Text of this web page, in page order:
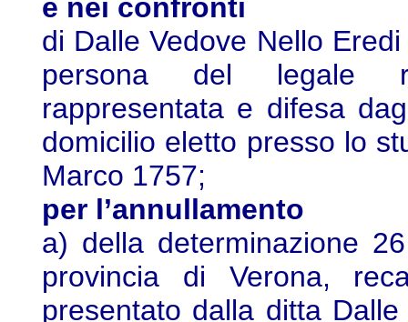
e nei confronti
di Dalle Vedove Nello
persona del legale
rappresentata e difesa
domicilio eletto presso lo
Marco 1757;
per l’annullamento
a) della determinazione
provincia di Verona,
presentato dalla ditta